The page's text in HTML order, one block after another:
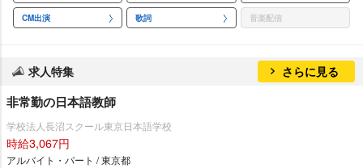
CM出演 歌詞 音楽配信
求人特集 さらに見る
非常勤の日本語教師
学校法人長沼スクール東京日本語学校
時給3,067円
アルバイト・パート / 東京都